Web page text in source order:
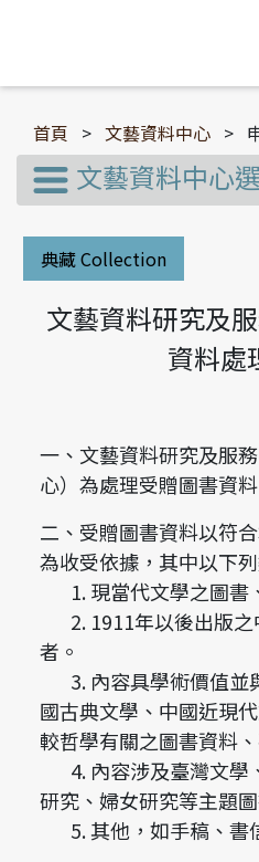
首頁 > 文藝資料中心 >
文藝資料中心
典藏 Collection
文藝資料研究及
資料處
一、文藝資料研究及服
心）為處理受贈圖書資
二、受贈圖書資料以符
為收受依據，其中以下
1. 現當代文學之圖書
2. 1911年以後出版之
者。
3. 內容具學術價值並
國古典文學、中國近現
較哲學有關之圖書資料
4. 內容涉及臺灣文學
研究、婦女研究等主題
5. 其他，如手稿、書